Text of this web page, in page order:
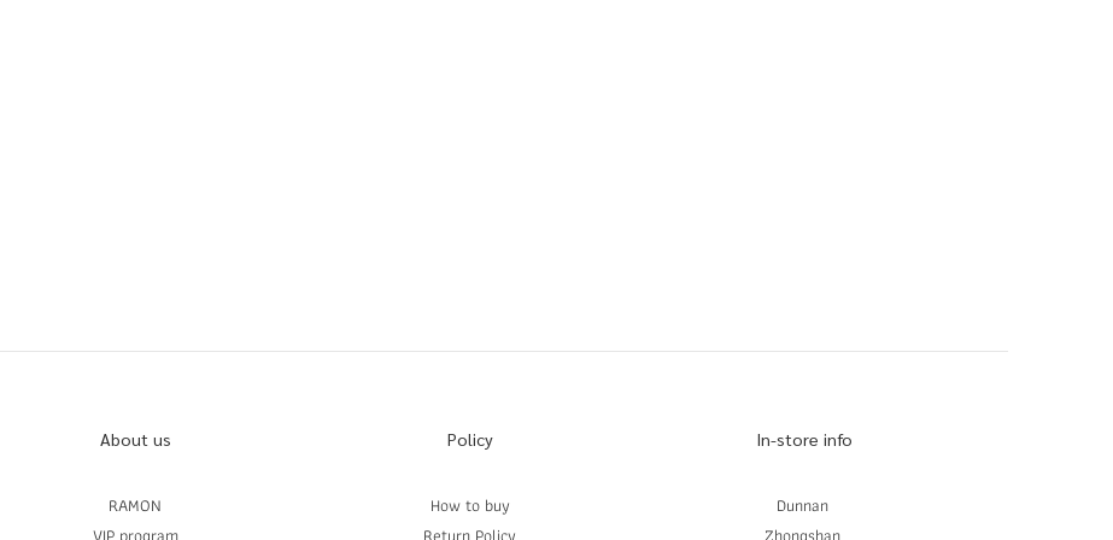
About us
RAMON
Policy
How to buy
In-store info
Dunnan